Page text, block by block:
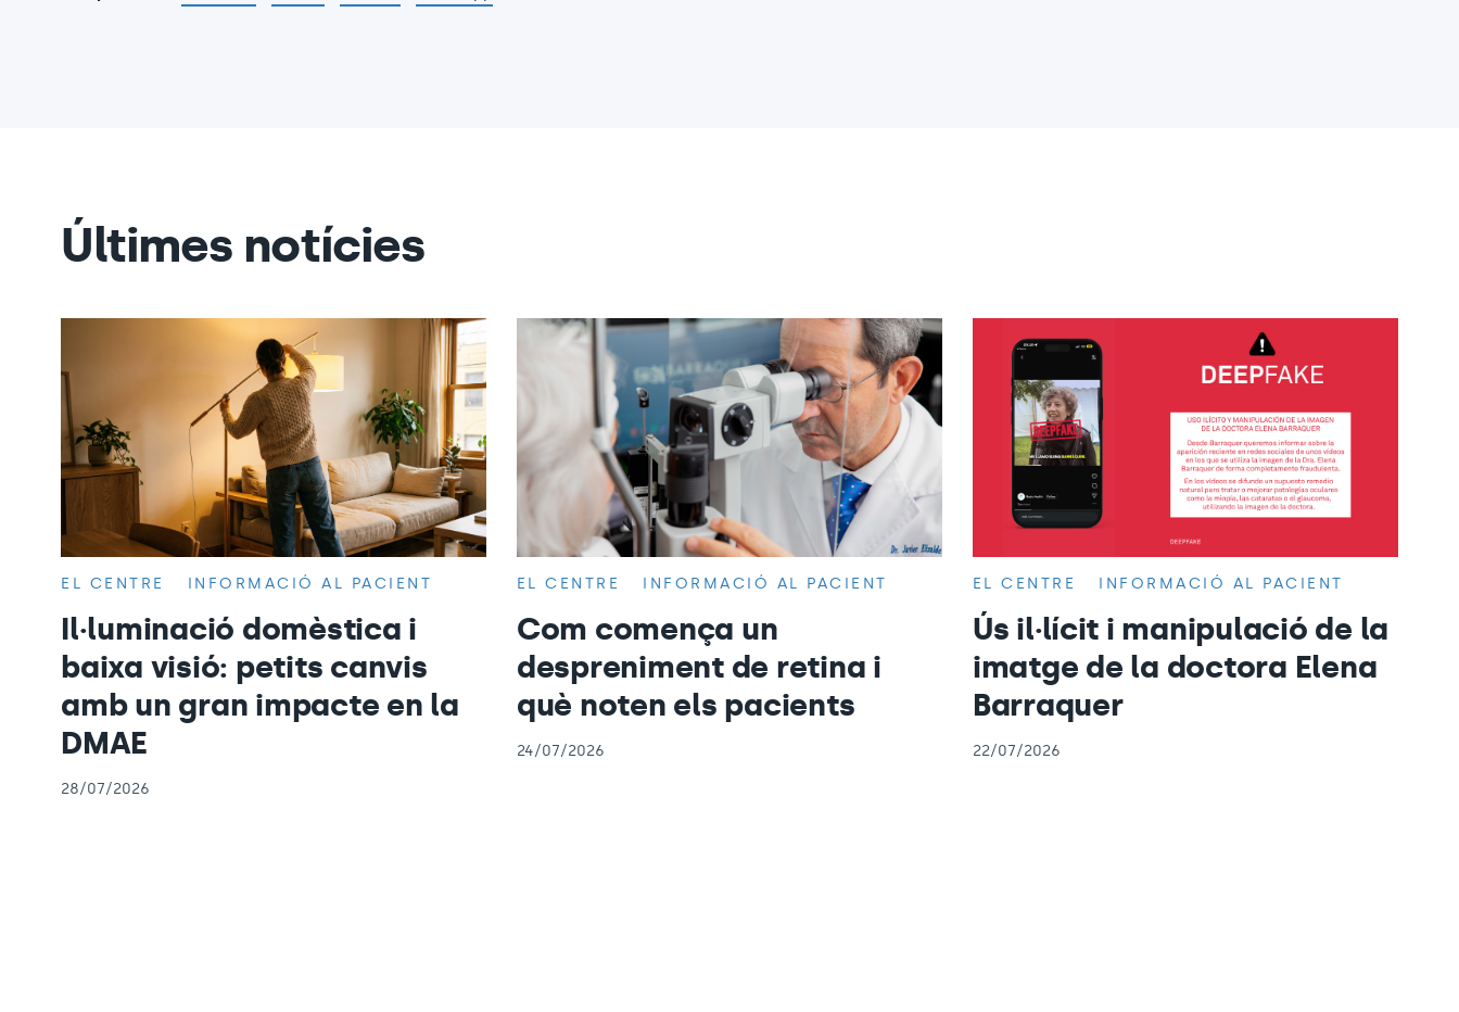
Últimes notícies
EL CENTRE INFORMACIÓ AL PACIENT
Il·luminació domèstica i
baixa visió: petits canvis
amb un gran impacte en la
DMAE
28/07/2026
EL CENTRE INFORMACIÓ AL PACIENT
Com comença un
despreniment de retina i
què noten els pacients
24/07/2026
EL CENTRE INFORMACIÓ AL PACIENT
Ús il·lícit i manipulació de la
imatge de la doctora Elena
Barraquer
22/07/2026